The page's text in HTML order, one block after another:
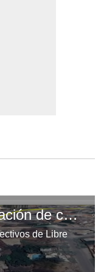
Así será ruta de movilización de colectivos de Libre
de Libre